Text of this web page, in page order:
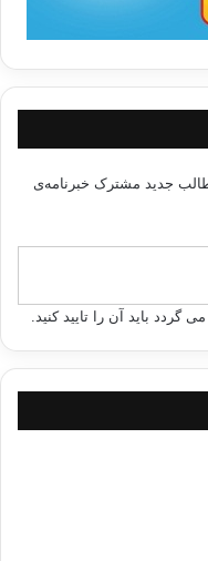
جدید مشترک خبرنامه‌ی
گردد باید آن را تایید کنید.